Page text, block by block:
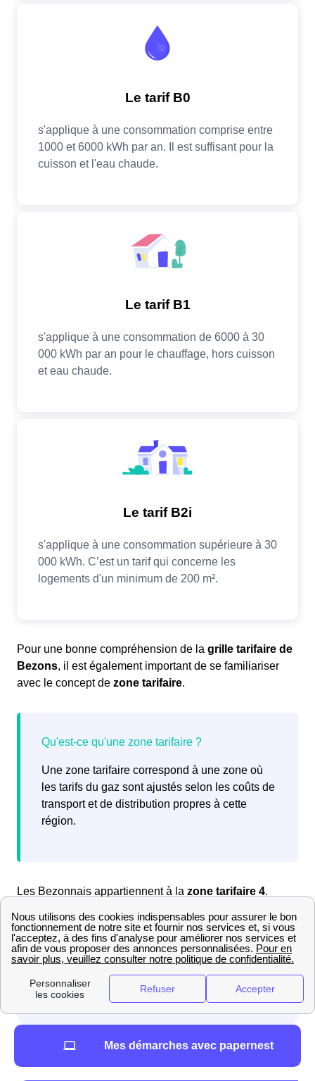
Pour une bonne compréhension de la grille tarifaire de
Bezons, il est également important de se familiariser
avec le concept de zone tarifaire.
Une zone tarifaire correspond à une zone où
les tarifs du gaz sont ajustés selon les coûts de
transport et de distribution propres à cette
région.
Les Bezonnais appartiennent à la zone tarifaire 4.
Grâce à ces données, vous pouvez maintenant
Mes démarches avec papernest